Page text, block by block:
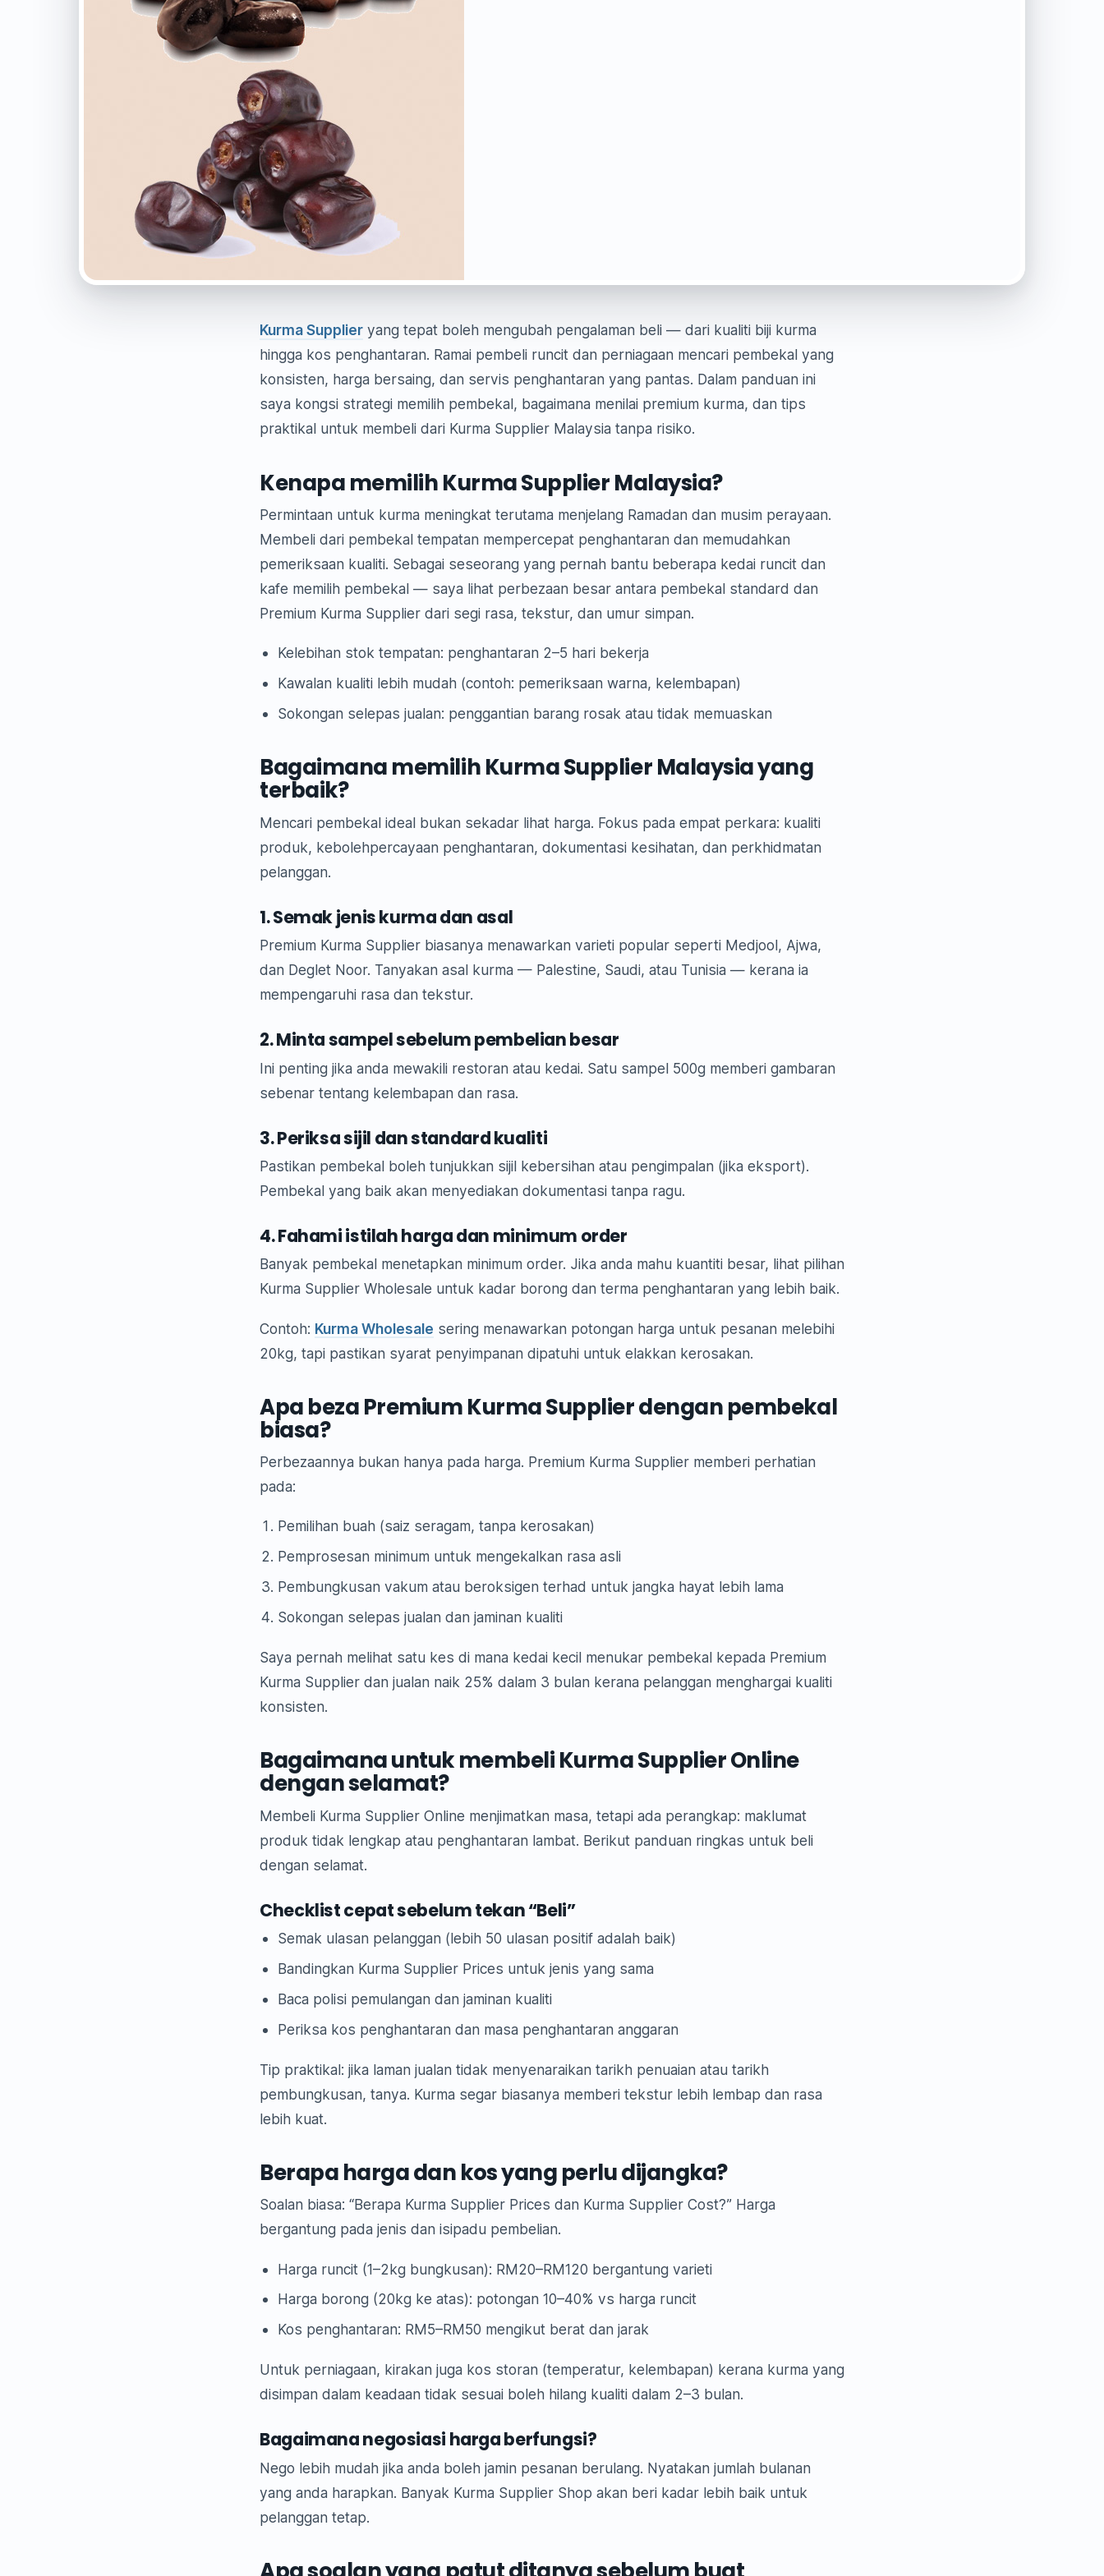
Kurma Supplier yang tepat boleh mengubah pengalaman beli — dari kualiti biji kurma
hingga kos penghantaran. Ramai pembeli runcit dan perniagaan mencari pembekal yang
konsisten, harga bersaing, dan servis penghantaran yang pantas. Dalam panduan ini
saya kongsi strategi memilih pembekal, bagaimana menilai premium kurma, dan tips
praktikal untuk membeli dari Kurma Supplier Malaysia tanpa risiko.
Kenapa memilih Kurma Supplier Malaysia?
Permintaan untuk kurma meningkat terutama menjelang Ramadan dan musim perayaan.
Membeli dari pembekal tempatan mempercepat penghantaran dan memudahkan
pemeriksaan kualiti. Sebagai seseorang yang pernah bantu beberapa kedai runcit dan
kafe memilih pembekal — saya lihat perbezaan besar antara pembekal standard dan
Premium Kurma Supplier dari segi rasa, tekstur, dan umur simpan.
Kelebihan stok tempatan: penghantaran 2–5 hari bekerja
Kawalan kualiti lebih mudah (contoh: pemeriksaan warna, kelembapan)
Sokongan selepas jualan: penggantian barang rosak atau tidak memuaskan
Bagaimana memilih Kurma Supplier Malaysia yang
terbaik?
Mencari pembekal ideal bukan sekadar lihat harga. Fokus pada empat perkara: kualiti
produk, kebolehpercayaan penghantaran, dokumentasi kesihatan, dan perkhidmatan
pelanggan.
1. Semak jenis kurma dan asal
Premium Kurma Supplier biasanya menawarkan varieti popular seperti Medjool, Ajwa,
dan Deglet Noor. Tanyakan asal kurma — Palestine, Saudi, atau Tunisia — kerana ia
mempengaruhi rasa dan tekstur.
2. Minta sampel sebelum pembelian besar
Ini penting jika anda mewakili restoran atau kedai. Satu sampel 500g memberi gambaran
sebenar tentang kelembapan dan rasa.
3. Periksa sijil dan standard kualiti
Pastikan pembekal boleh tunjukkan sijil kebersihan atau pengimpalan (jika eksport).
Pembekal yang baik akan menyediakan dokumentasi tanpa ragu.
4. Fahami istilah harga dan minimum order
Banyak pembekal menetapkan minimum order. Jika anda mahu kuantiti besar, lihat pilihan
Kurma Supplier Wholesale untuk kadar borong dan terma penghantaran yang lebih baik.
Contoh: Kurma Wholesale sering menawarkan potongan harga untuk pesanan melebihi
20kg, tapi pastikan syarat penyimpanan dipatuhi untuk elakkan kerosakan.
Apa beza Premium Kurma Supplier dengan pembekal
biasa?
Perbezaannya bukan hanya pada harga. Premium Kurma Supplier memberi perhatian
pada:
Pemilihan buah (saiz seragam, tanpa kerosakan)
Pemprosesan minimum untuk mengekalkan rasa asli
Pembungkusan vakum atau beroksigen terhad untuk jangka hayat lebih lama
Sokongan selepas jualan dan jaminan kualiti
Saya pernah melihat satu kes di mana kedai kecil menukar pembekal kepada Premium
Kurma Supplier dan jualan naik 25% dalam 3 bulan kerana pelanggan menghargai kualiti
konsisten.
Bagaimana untuk membeli Kurma Supplier Online
dengan selamat?
Membeli Kurma Supplier Online menjimatkan masa, tetapi ada perangkap: maklumat
produk tidak lengkap atau penghantaran lambat. Berikut panduan ringkas untuk beli
dengan selamat.
Checklist cepat sebelum tekan “Beli”
Semak ulasan pelanggan (lebih 50 ulasan positif adalah baik)
Bandingkan Kurma Supplier Prices untuk jenis yang sama
Baca polisi pemulangan dan jaminan kualiti
Periksa kos penghantaran dan masa penghantaran anggaran
Tip praktikal: jika laman jualan tidak menyenaraikan tarikh penuaian atau tarikh
pembungkusan, tanya. Kurma segar biasanya memberi tekstur lebih lembap dan rasa
lebih kuat.
Berapa harga dan kos yang perlu dijangka?
Soalan biasa: “Berapa Kurma Supplier Prices dan Kurma Supplier Cost?” Harga
bergantung pada jenis dan isipadu pembelian.
Harga runcit (1–2kg bungkusan): RM20–RM120 bergantung varieti
Harga borong (20kg ke atas): potongan 10–40% vs harga runcit
Kos penghantaran: RM5–RM50 mengikut berat dan jarak
Untuk perniagaan, kirakan juga kos storan (temperatur, kelembapan) kerana kurma yang
disimpan dalam keadaan tidak sesuai boleh hilang kualiti dalam 2–3 bulan.
Bagaimana negosiasi harga berfungsi?
Nego lebih mudah jika anda boleh jamin pesanan berulang. Nyatakan jumlah bulanan
yang anda harapkan. Banyak Kurma Supplier Shop akan beri kadar lebih baik untuk
pelanggan tetap.